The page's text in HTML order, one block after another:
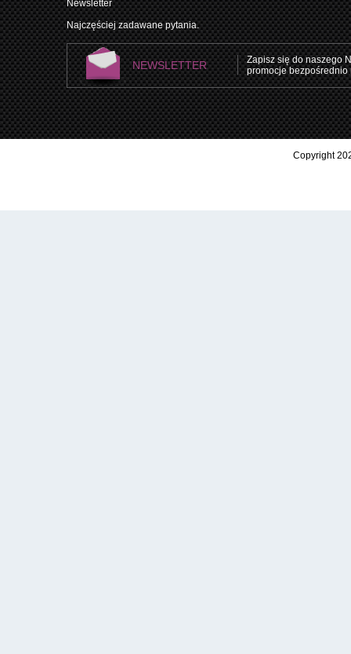
Newsletter
Najczęściej zadawane pytania.
NEWSLETTER
Zapisz się do naszego
promocje bezpośrednio
Copyright